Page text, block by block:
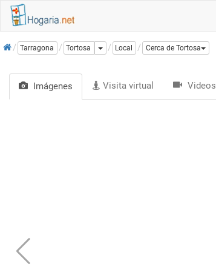
InicioTarragona Tortosa Dropdown
Local Cerca de Tortosa
Imágenes Visita virtual Videos